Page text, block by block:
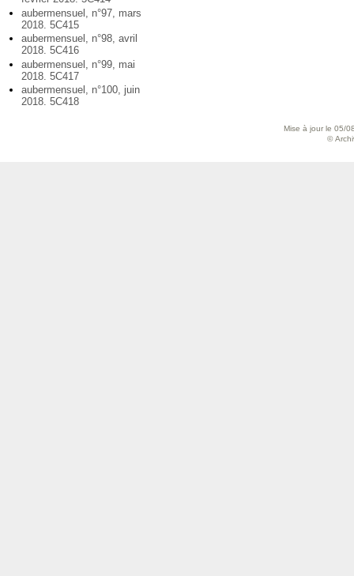
aubermensuel, n°97, mars
2018. 5C415
aubermensuel, n°98, avril
2018. 5C416
aubermensuel, n°99, mai
2018. 5C417
aubermensuel, n°100, juin
2018. 5C418
Mise à jour le 05/
©